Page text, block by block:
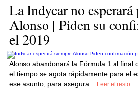
La Indycar no
Alonso | Piden su
el 2019
Alonso abandonará la Fórmula 1 al final
el tiempo se agota rápidamente para el
ese asunto, para asegura...
Leer el resto